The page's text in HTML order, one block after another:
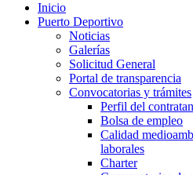
Inicio
Puerto Deportivo
Noticias
Galerías
Solicitud General
Portal de transparencia
Convocatorias y trámites
Perfil del
Bolsa de empleo
Calidad
laborales
Charter